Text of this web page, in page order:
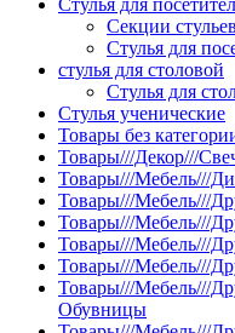
Стулья для
Секции стульев
Стулья для
стулья для столовой
Стулья для
Стулья ученические
Товары без
Товары///Декор///
Товары///Мебель///
Товары///Мебель///
Товары///Мебель///
Товары///Мебель///
Товары///Мебель///
Товары///Мебель///
Обувницы